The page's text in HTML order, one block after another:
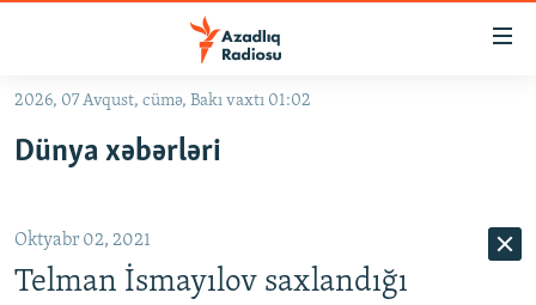
Əsas
qayıt
qayıt
Axtarışa
#İZAHLA
#ƏSLINDƏ
2026, 07 Avqust, cümə, Bakı vaxtı 01:02
Dünya xəbərləri
Oktyabr 02, 2021
Telman İsmayılov saxlandığı